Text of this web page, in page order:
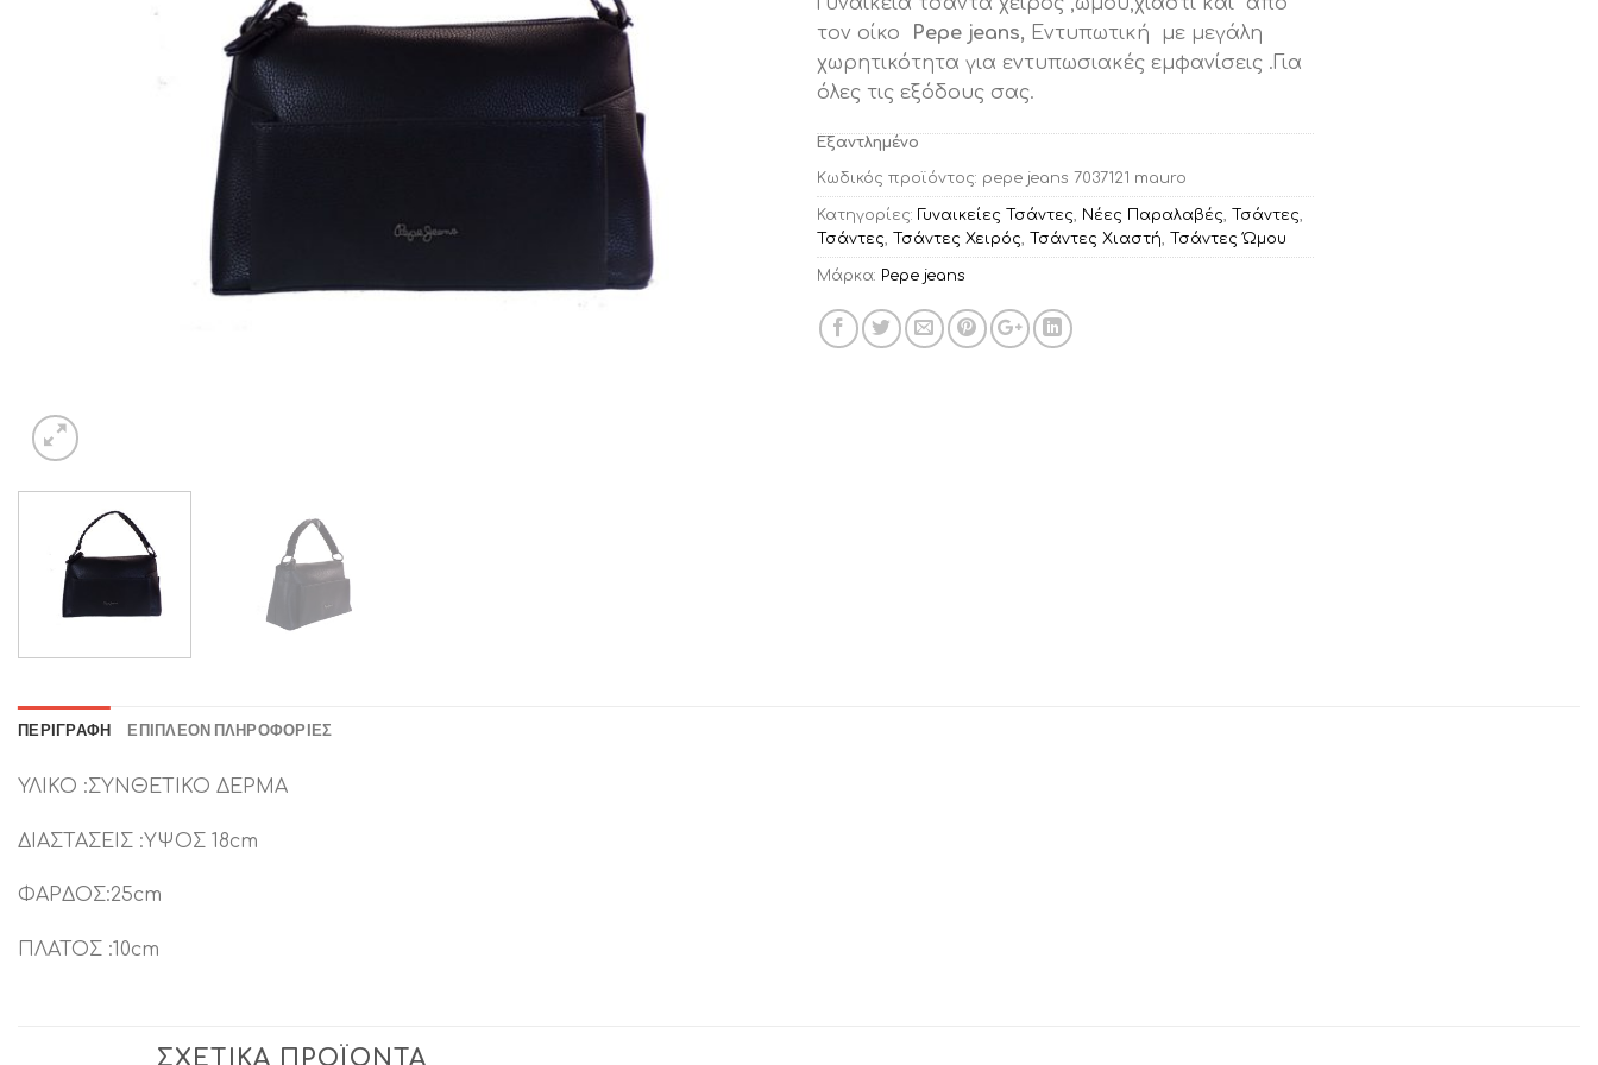
was:
€83.00.
τιμή
είναι:
€39.00.
τον οίκο
Pepe jeans, Εντυπωτική με μεγάλη
χωρητικότητα για εντυπωσιακές εμφανίσεις .Για
όλες τις εξόδους σας.
Εξαντλημένο
Κωδικός προϊόντος: pepe jeans 7037121 mauro
Κατηγορίες: Γυναικείες Τσάντες, Νέες Παραλαβές, Τσάντες,
Τσάντες, Τσάντες Χειρός, Τσάντες Χιαστή, Τσάντες Ώμου
Μάρκα: Pepe jeans
ΠΕΡΙΓΡΑΦΉ ΕΠΙΠΛΈΟΝ ΠΛΗΡΟΦΟΡΊΕΣ
ΥΛΙΚΟ :ΣΥΝΘΕΤΙΚΟ ΔΕΡΜΑ
ΔΙΑΣΤΑΣΕΙΣ :ΥΨΟΣ 18cm
ΦΑΡΔΟΣ:25cm
ΠΛΑΤΟΣ :10cm
ΣΧΕΤΙΚΆ ΠΡΟΪΌΝΤΑ